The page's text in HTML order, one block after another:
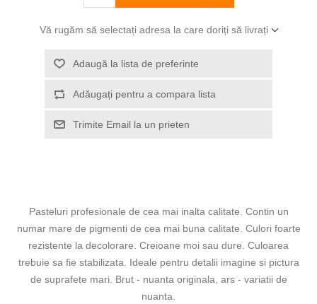
Vă rugăm să selectați adresa la care doriți să livrați
Adaugă la lista de preferinte
Adăugați pentru a compara lista
Trimite Email la un prieten
Pasteluri profesionale de cea mai inalta calitate. Contin un
numar mare de pigmenti de cea mai buna calitate. Culori foarte
rezistente la decolorare. Creioane moi sau dure. Culoarea
trebuie sa fie stabilizata. Ideale pentru detalii imagine si pictura
de suprafete mari. Brut - nuanta originala, ars - variatii de
nuanta.